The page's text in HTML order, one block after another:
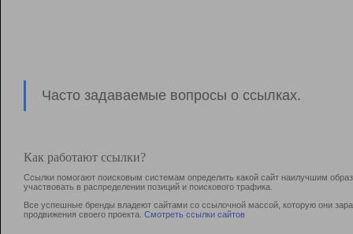
Часто задаваемые вопросы о ссылках.
Как работают ссылки?
Ссылки помогают поисковым системам определить какой сайт наилучшим
участвовать в раcпределении позиций и поискового трафика.
Все успешные бренды владеют сайтами со ссылочной массой, которую они
продвижения своего проекта. Смотреть ссылки сайтов